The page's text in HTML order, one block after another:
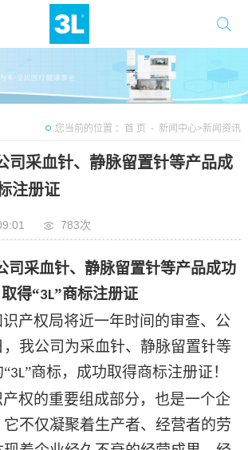
您当前的位置 ： 首 页 - 新闻中心>新闻资讯
司采血针、静脉留置针等产品成
注册证
783次
司采血针、静脉留置针等产品成功
取得“3L”商标注册证
产权局将近一年时间的审查、公
我公司为采血针、静脉留置针等
“3L”商标，成功取得商标注册证！
权的重要组成部分，也是一个企
不仅凝聚着生产者、经营者的劳